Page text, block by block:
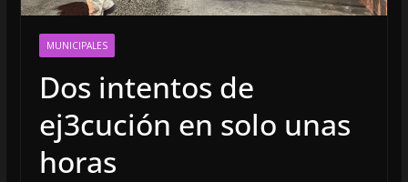
MUNICIPALES
Dos intentos de
ej3cución en solo unas
horas